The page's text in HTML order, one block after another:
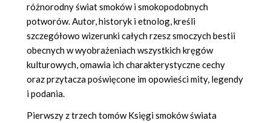
różnorodny świat smoków i smokopodobnych
potworów. Autor, historyk i etnolog, kreśli
szczegółowo wizerunki całych rzesz smoczych bestii
obecnych w wyobrażeniach wszystkich kręgów
kulturowych, omawia ich charakterystyczne cechy
oraz przytacza poświęcone im opowieści mity, legendy
i podania.
Pierwszy z trzech tomów Księgi smoków świata